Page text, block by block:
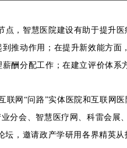
点，智慧医院建设有助于提升
推动作用；在提升新效能方
酬分配工作；在建立评价体
网“问路”实体医院和互联网
分会、智慧医疗网、科雷会
，邀请政产学研用各界精英